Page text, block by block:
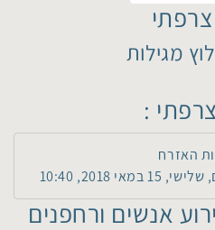
מגילות
:
האזרח
2018, 10:40
אנשים ורחפנים